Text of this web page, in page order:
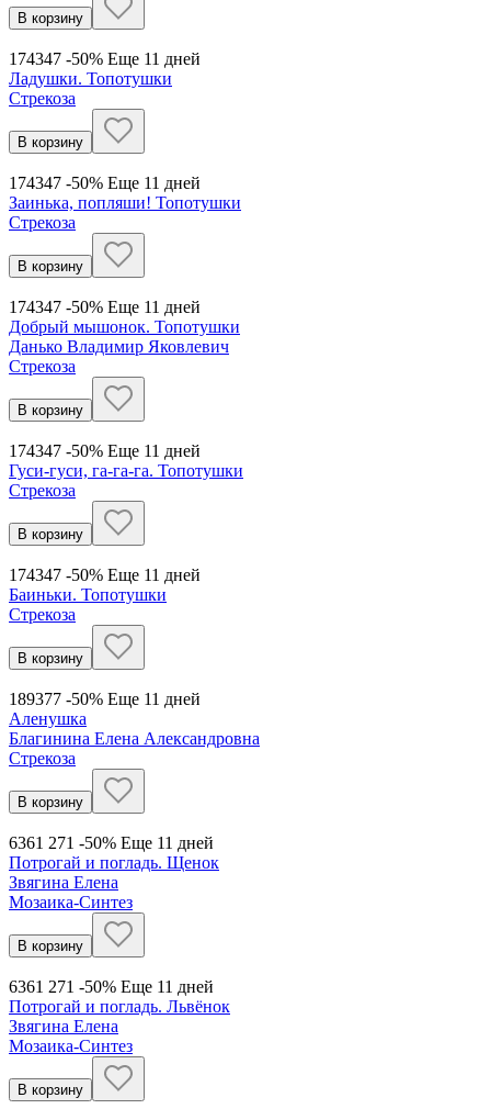
В корзину
174347 -50% Еще 11 дней
Ладушки. Топотушки
Стрекоза
В корзину
174347 -50% Еще 11 дней
Заинька, попляши! Топотушки
Стрекоза
В корзину
174347 -50% Еще 11 дней
Добрый мышонок. Топотушки
Данько Владимир Яковлевич
Стрекоза
В корзину
174347 -50% Еще 11 дней
Гуси-гуси, га-га-га. Топотушки
Стрекоза
В корзину
174347 -50% Еще 11 дней
Баиньки. Топотушки
Стрекоза
В корзину
189377 -50% Еще 11 дней
Аленушка
Благинина Елена Александровна
Стрекоза
В корзину
6361 271 -50% Еще 11 дней
Потрогай и погладь. Щенок
Звягина Елена
Мозаика-Синтез
В корзину
6361 271 -50% Еще 11 дней
Потрогай и погладь. Львёнок
Звягина Елена
Мозаика-Синтез
В корзину